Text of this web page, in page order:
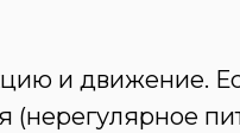
и движение.